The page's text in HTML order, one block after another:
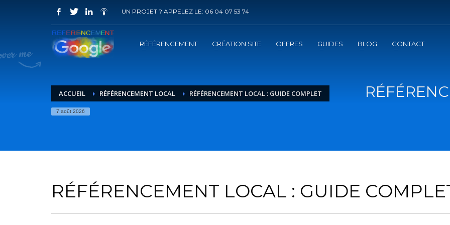
COMMENT ACHETER UN PRESTATION DE REFERENCEMENT ?
1 Choisir la prestation
Vous recevrez sous 5 jours ouvrés un mail de
UN PROJET ? APPELEZ LE: 06 04 07 53 74
RÉFÉRENCEMENT CRÉATION SITE OFFRES GUIDES BLOG CONTACT
ACCUEIL RÉFÉRENCEMENT LOCAL RÉFÉRENCEMENT LOCAL : GUIDE COMPLET
7 août 2026
RÉFÉRENCEMENT LOCAL : GUIDE